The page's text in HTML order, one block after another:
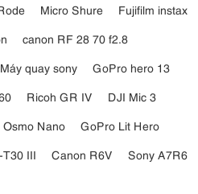
Micro Shure
Fujifilm instax
canon RF 28 70 f2.8
Máy quay sony
GoPro hero 13
Ricoh GR IV
DJI Mic 3
Osmo Nano
GoPro Lit Hero
T30 III Canon R6V
Sony A7R6